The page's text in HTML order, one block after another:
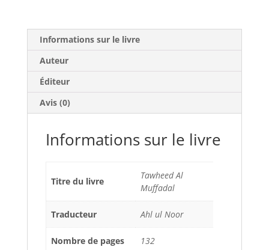
Informations sur le livre
Auteur
Éditeur
Avis (0)
Informations sur le livre
Titre du livre
Tawheed Al
Muffadal
Traducteur Ahl ul Noor
Nombre de pages 132